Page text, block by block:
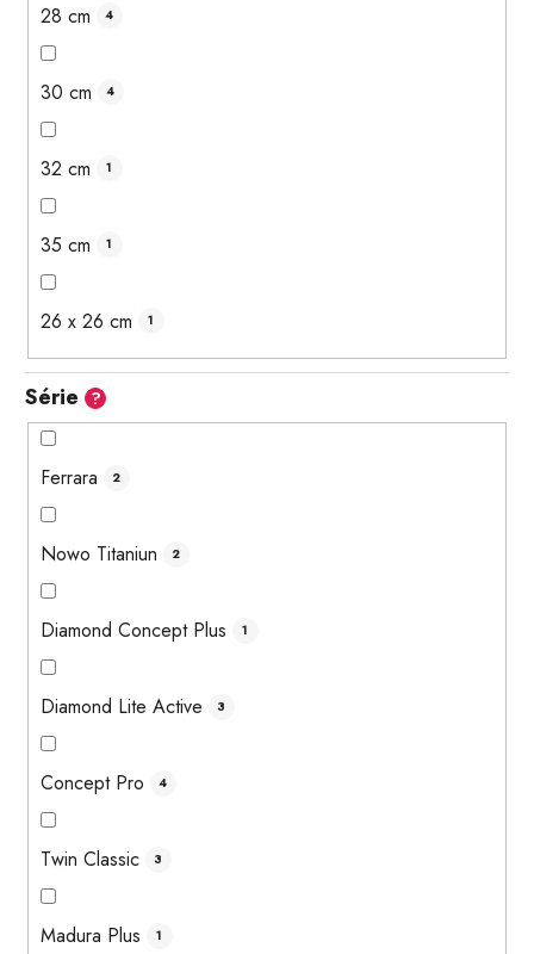
28 cm 4
30 cm 4
32 cm 1
35 cm 1
26 x 26 cm 1
Série ?
Ferrara 2
Nowo Titaniun 2
Diamond Concept Plus 1
Diamond Lite Active 3
Concept Pro 4
Twin Classic 3
Madura Plus 1